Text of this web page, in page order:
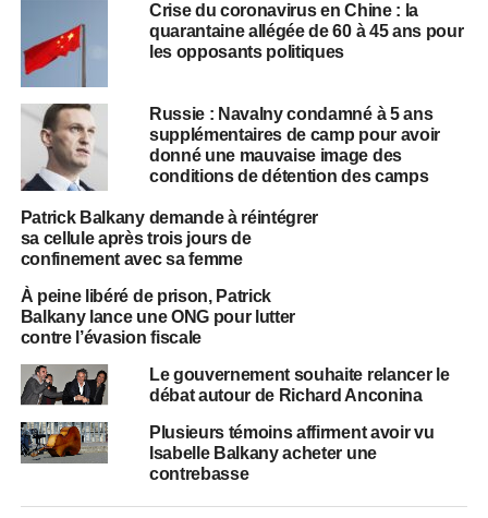
Crise du coronavirus en Chine : la
quarantaine allégée de 60 à 45 ans pour
les opposants politiques
Russie : Navalny condamné à 5 ans
supplémentaires de camp pour avoir
donné une mauvaise image des
conditions de détention des camps
Patrick Balkany demande à réintégrer
sa cellule après trois jours de
confinement avec sa femme
À peine libéré de prison, Patrick
Balkany lance une ONG pour lutter
contre l’évasion fiscale
Le gouvernement souhaite relancer le
débat autour de Richard Anconina
Plusieurs témoins affirment avoir vu
Isabelle Balkany acheter une
contrebasse